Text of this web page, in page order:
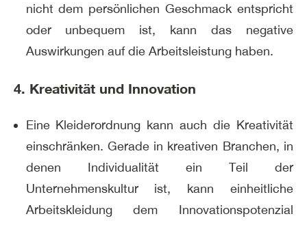
nicht dem persönlichen Geschmack entspricht
oder unbequem ist, kann das negative
Auswirkungen auf die Arbeitsleistung haben.
4. Kreativität und Innovation
Eine Kleiderordnung kann auch die Kreativität
einschränken. Gerade in kreativen Branchen, in
denen Individualität ein Teil der
Unternehmenskultur ist, kann einheitliche
Arbeitskleidung dem Innovationspotenzial